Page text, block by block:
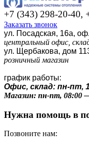
+7 (343) 298-20-40,
Заказать звонок
ул. Посадская, 16а,
центральный офис,
ул. Щербакова, дом
розничный магазин
график работы:
Офис, склад: пн-пт,
Магазин: пн-пт, 08:00
Нужна помощь в
Позвоните нам: